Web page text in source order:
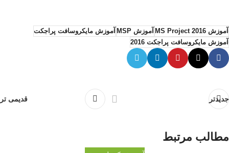
آموزش MS Project 2016 آموزش MSP
آموزش مایکروسافت پراجکت
آموزش مایکروسافت پراجکت 2016
جدیدتر قدیمی تر
مطالب مرتبط